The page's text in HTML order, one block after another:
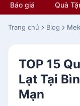
o
Báo giá Quà
Trang chủ Blog
TOP 15
Lạt Tại
Mạn